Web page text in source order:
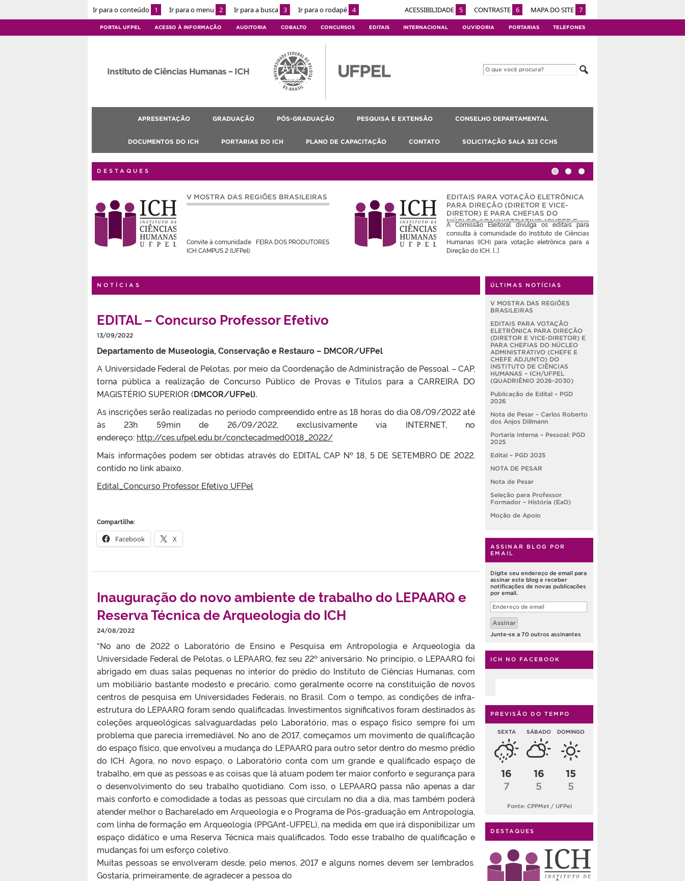
Ir para o conteúdo 1 Ir para o menu 2 Ir para a busca 3 Ir para o rodapé 4 ACESSIBILIDADE 5 CONTRASTE 6 MAPA DO SITE 7
PORTAL UFPEL ACESSO À INFORMAÇÃO AUDITORIA COBALTO CONCURSOS EDITAIS INTERNACIONAL OUVIDORIA PORTARIAS TELEFONES
Instituto de Ciências Humanas – ICH
APRESENTAÇÃO GRADUAÇÃO PÓS-GRADUAÇÃO PESQUISA E EXTENSÃO CONSELHO DEPARTAMENTAL
DOCUMENTOS DO ICH PORTARIAS DO ICH PLANO DE CAPACITAÇÃO CONTATO SOLICITAÇÃO SALA 323 CCHS
DESTAQUES
V MOSTRA DAS REGIÕES BRASILEIRAS
Convite à comunidade FEIRA DOS PRODUTORES
ICH CAMPUS 2 (UFPel)
EDITAIS PARA VOTAÇÃO ELETRÔNICA
PARA DIREÇÃO (DIRETOR E VICE-
DIRETOR) E PARA CHEFIAS DO
NÚCLEO ADMINISTRATIVO (CHEFE E
CHEFE ADJUNTO) DO INSTITUTO DE
CIÊNCIAS HUMANAS – ICH/UFPEL
(QUADRIÊNIO 2026-2030)
A Comissão Eleitoral divulga os editais para
consulta à comunidade do Instituto de Ciências
Humanas (ICH) para votação eletrônica para a
Direção do ICH, […]
NOTÍCIAS
EDITAL – Concurso Professor Efetivo
13/09/2022
Departamento de Museologia, Conservação e Restauro – DMCOR/UFPel
A Universidade Federal de Pelotas, por meio da Coordenação de Administração de Pessoal – CAP,
torna pública a realização de Concurso Público de Provas e Títulos para a CARREIRA DO
MAGISTÉRIO SUPERIOR (DMCOR/UFPel).
As inscrições serão realizadas no período compreendido entre as 18 horas do dia 08/09/2022 até
às 23h 59min de 26/09/2022, exclusivamente via INTERNET, no
endereço: http://ces.ufpel.edu.br/conctecadmed0018_2022/
Mais informações podem ser obtidas através do EDITAL CAP Nº 18, 5 DE SETEMBRO DE 2022,
contido no link abaixo.
Edital_Concurso Professor Efetivo UFPel
Compartilhe:
Facebook X
Inauguração do novo ambiente de trabalho do LEPAARQ e
Reserva Técnica de Arqueologia do ICH
24/08/2022
“No ano de 2022 o Laboratório de Ensino e Pesquisa em Antropologia e Arqueologia da
Universidade Federal de Pelotas, o LEPAARQ, fez seu 22º aniversário. No princípio, o LEPAARQ foi
abrigado em duas salas pequenas no interior do prédio do Instituto de Ciências Humanas, com
um mobiliário bastante modesto e precário, como geralmente ocorre na constituição de novos
centros de pesquisa em Universidades Federais, no Brasil. Com o tempo, as condições de infra-
estrutura do LEPAARQ foram sendo qualificadas. Investimentos significativos foram destinados às
coleções arqueológicas salvaguardadas pelo Laboratório, mas o espaço físico sempre foi um
problema que parecia irremediável. No ano de 2017, começamos um movimento de qualificação
do espaço físico, que envolveu a mudança do LEPAARQ para outro setor dentro do mesmo prédio
do ICH. Agora, no novo espaço, o Laboratório conta com um grande e qualificado espaço de
trabalho, em que as pessoas e as coisas que lá atuam podem ter maior conforto e segurança para
o desenvolvimento do seu trabalho quotidiano. Com isso, o LEPAARQ passa não apenas a dar
mais conforto e comodidade a todas as pessoas que circulam no dia a dia, mas também poderá
atender melhor o Bacharelado em Arqueologia e o Programa de Pós-graduação em Antropologia,
com linha de formação em Arqueologia (PPGAnt-UFPEL), na medida em que irá disponibilizar um
espaço didático e uma Reserva Técnica mais qualificados. Todo esse trabalho de qualificação e
mudanças foi um esforço coletivo.
Muitas pessoas se envolveram desde, pelo menos, 2017 e alguns nomes devem ser lembrados.
Gostaria, primeiramente, de agradecer a pessoa do
ÚLTIMAS NOTÍCIAS
V MOSTRA DAS REGIÕES
BRASILEIRAS
EDITAIS PARA VOTAÇÃO
ELETRÔNICA PARA DIREÇÃO
(DIRETOR E VICE-DIRETOR) E
PARA CHEFIAS DO NÚCLEO
ADMINISTRATIVO (CHEFE E
CHEFE ADJUNTO) DO
INSTITUTO DE CIÊNCIAS
HUMANAS – ICH/UFPEL
(QUADRIÊNIO 2026-2030)
Publicação de Edital – PGD
2026
Nota de Pesar – Carlos Roberto
dos Anjos Dillmann
Portaria Interna – Pessoal: PGD
2025
Edital – PGD 2025
NOTA DE PESAR
Nota de Pesar
Seleção para Professor
Formador – História (EaD)
Moção de Apoio
ASSINAR BLOG POR
EMAIL
Digite seu endereço de email para
assinar este blog e receber
notificações de novas publicações
por email.
Endereço
de
email
Assinar
Junte-se a 70 outros assinantes
ICH NO FACEBOOK
PREVISÃO DO TEMPO
SEXTA
16
7
SÁBADO
16
5
DOMINGO
15
5
Fonte: CPPMet / UFPel
DESTAQUES